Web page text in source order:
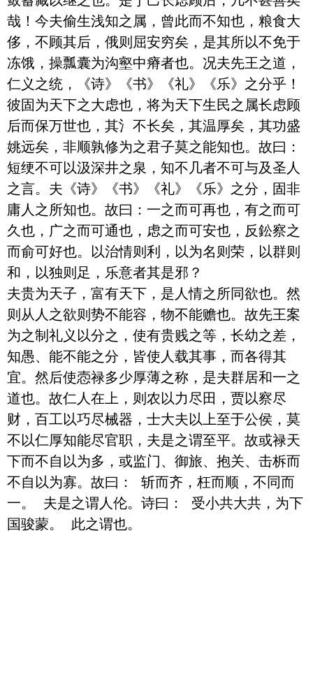
哉！今夫偷生浅知之属，曾此而不知也，粮食大
侈，不顾其后，俄则屈安穷矣，是其所以不免于
冻饿，操瓢囊为沟壑中瘠者也。况夫先王之道，
仁义之统，《诗》《书》《礼》《乐》之分乎！
彼固为天下之大虑也，将为天下生民之属长虑顾
后而保万世也，其氵不长矣，其温厚矣，其功盛
姚远矣，非顺孰修为之君子莫之能知也。故曰：
短绠不可以汲深井之泉，知不几者不可与及圣人
之言。夫《诗》《书》《礼》《乐》之分，固非
庸人之所知也。故曰：一之而可再也，有之而可
久也，广之而可通也，虑之而可安也，反鈆察之
而俞可好也。以治情则利，以为名则荣，以群则
和，以独则足，乐意者其是邪？
夫贵为天子，富有天下，是人情之所同欲也。然
则从人之欲则势不能容，物不能赡也。故先王案
为之制礼义以分之，使有贵贱之等，长幼之差，
知愚、能不能之分，皆使人载其事，而各得其
宜。然后使悫禄多少厚薄之称，是夫群居和一之
道也。故仁人在上，则农以力尽田，贾以察尽
财，百工以巧尽械器，士大夫以上至于公侯，莫
不以仁厚知能尽官职，夫是之谓至平。故或禄天
下而不自以为多，或监门、御旅、抱关、击柝而
不自以为寡。故曰： 斩而齐，枉而顺，不同而
一。 夫是之谓人伦。诗曰： 受小共大共，为下